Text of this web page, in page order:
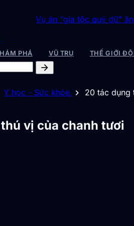
"gia tộc quỷ dữ" ăn thịt 1.000
PHÁ VŨ TRỤ THẾ GIỚI
arrow_forward
Y học - Sức khỏe chevron_right
20 tác dụng
vị của chanh tươi